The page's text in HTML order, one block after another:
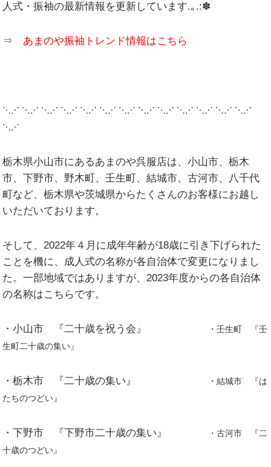
人式・振袖の最新情報を更新しています.｡.:✽
⇒ あまのや振袖トレンド情報はこちら
⋱⋰ ⋱⋰ ⋱⋰ ⋱⋰ ⋱⋰ ⋱⋰ ⋱⋰ ⋱⋰ ⋱⋰ ⋱⋰ ⋱⋰ ⋱⋰ ⋱⋰
⋱⋰
栃木県小山市にあるあまのや呉服店は、小山市、栃木
市、下野市、 野木町 、壬生町 、結城市、古河市、 八千代
町 など、栃木県や茨城県からたくさんのお客様にお越し
いただいております。
そして、2022年４月に成年年齢が18歳に引き下げられた
ことを機に、成人式の名称が各自治体で変更になりまし
た。一部地域ではありますが、2023年度からの各自治体
の名称はこちらです。
・小山市 『二十歳を祝う会』
・壬生町 『壬
生町二十歳の集い』
・栃木市 『二十歳の集い』
・結城市 『は
たちのつどい』
・下野市 『下野市二十歳の集い』
・古河市 『二
十歳のつどい』